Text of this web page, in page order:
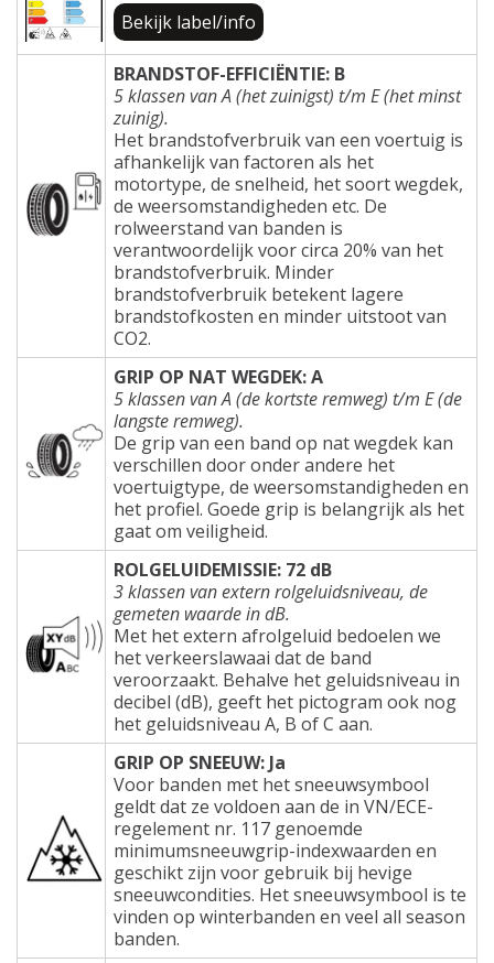
Bekijk label/info
BRANDSTOF-EFFICIËNTIE: B
5 klassen van A (het zuinigst) t/m E (het minst
zuinig).
Het brandstofverbruik van een voertuig is
afhankelijk van factoren als het
motortype, de snelheid, het soort wegdek,
de weersomstandigheden etc. De
rolweerstand van banden is
verantwoordelijk voor circa 20% van het
brandstofverbruik. Minder
brandstofverbruik betekent lagere
brandstofkosten en minder uitstoot van
CO2.
GRIP OP NAT WEGDEK: A
5 klassen van A (de kortste remweg) t/m E (de
langste remweg).
De grip van een band op nat wegdek kan
verschillen door onder andere het
voertuigtype, de weersomstandigheden en
het profiel. Goede grip is belangrijk als het
gaat om veiligheid.
ROLGELUIDEMISSIE: 72 dB
3 klassen van extern rolgeluidsniveau, de
gemeten waarde in dB.
Met het extern afrolgeluid bedoelen we
het verkeerslawaai dat de band
veroorzaakt. Behalve het geluidsniveau in
decibel (dB), geeft het pictogram ook nog
het geluidsniveau A, B of C aan.
GRIP OP SNEEUW: Ja
Voor banden met het sneeuwsymbool
geldt dat ze voldoen aan de in VN/ECE-
regelement nr. 117 genoemde
minimumsneeuwgrip-indexwaarden en
geschikt zijn voor gebruik bij hevige
sneeuwcondities. Het sneeuwsymbool is te
vinden op winterbanden en veel all season
banden.